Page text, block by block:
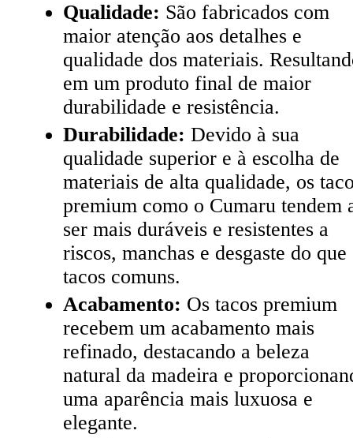
Qualidade: São fabricados com
maior atenção aos detalhes e
qualidade dos materiais.
em um produto final de maior
durabilidade e resistência.
Durabilidade: Devido à sua
qualidade superior e à escolha de
materiais de alta qualidade, os
premium como o Cumaru tendem
ser mais duráveis e resistentes a
riscos, manchas e desgaste do que
tacos comuns.
Acabamento: Os tacos premium
recebem um acabamento mais
refinado, destacando a beleza
natural da madeira e
uma aparência mais luxuosa e
elegante.